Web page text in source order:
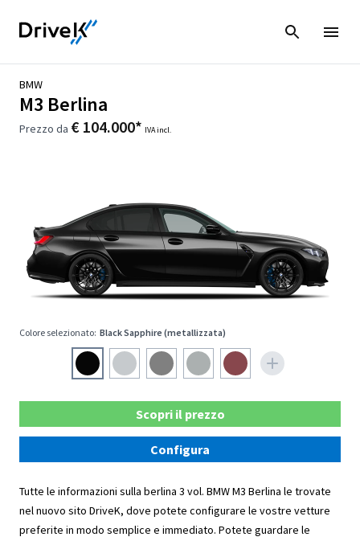
BMW
M3 Berlina
Prezzo da € 104.000* IVA incl.
Colore selezionato: Black Sapphire (metallizzata)
Scopri il prezzo
Configura
Tutte le informazioni sulla berlina 3 vol. BMW M3 Berlina le trovate
nel nuovo sito DriveK, dove potete configurare le vostre vetture
preferite in modo semplice e immediato. Potete guardare le